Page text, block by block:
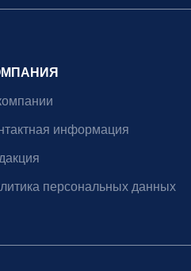
информация
персональных данных